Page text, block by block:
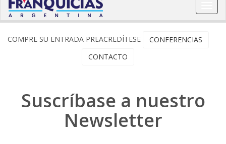
COMPRE SU ENTRADA PREACREDÍTESE
CONFERENCIAS
CONTACTO
Suscríbase a nuestro
Newsletter